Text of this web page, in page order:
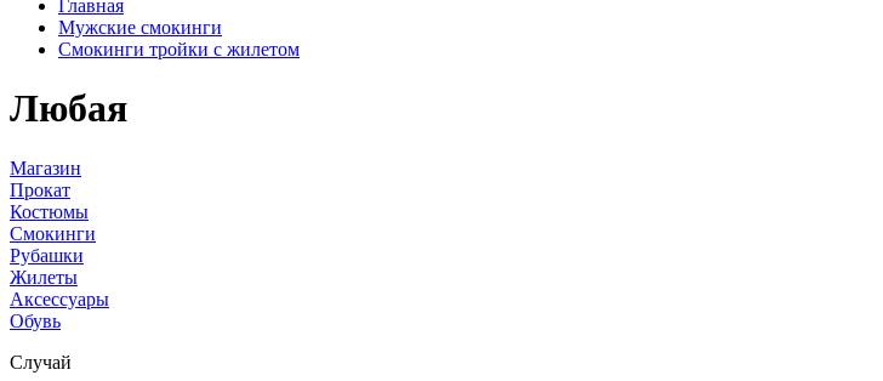
Главная
Мужские смокинги
Смокинги тройки с жилетом
Любая
Магазин
Прокат
Костюмы
Смокинги
Рубашки
Жилеты
Аксессуары
Обувь
Случай